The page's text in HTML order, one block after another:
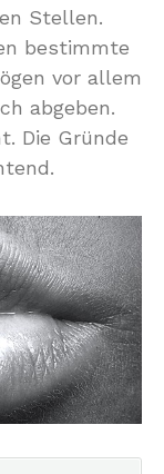
Stellen.
bestimmte
vor allem
abgeben.
Die Gründe